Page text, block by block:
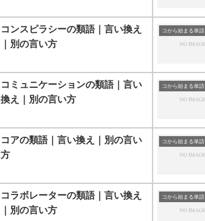
コンスピラシーの類語｜言い換え
｜別の言い方
コから始まる単語
コミュニケーションの類語｜言い
換え｜別の言い方
コから始まる単語
コアの類語｜言い換え｜別の言い
方
コから始まる単語
コラボレーターの類語｜言い換え
｜別の言い方
コから始まる単語